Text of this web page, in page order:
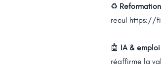
♻️ Reformation
recul https://
🤖 IA & emploi
réaffirme la